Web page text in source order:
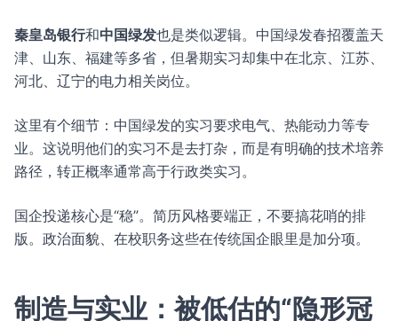
秦皇岛银行和中国绿发也是类似逻辑。中国绿发春招覆盖天
津、山东、福建等多省，但暑期实习却集中在北京、江苏、
河北、辽宁的电力相关岗位。
这里有个细节：中国绿发的实习要求电气、热能动力等专
业。这说明他们的实习不是去打杂，而是有明确的技术培养
路径，转正概率通常高于行政类实习。
国企投递核心是“稳”。简历风格要端正，不要搞花哨的排
版。政治面貌、在校职务这些在传统国企眼里是加分项。
制造与实业：被低估的“隐形冠